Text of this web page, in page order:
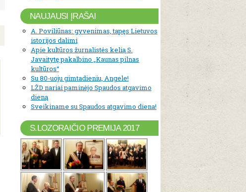
NAUJAUSI ĮRAŠAI
A. Poviliūnas: gyvenimas, tapęs Lietuvos
istorijos dalimi
Apie kultūros žurnalistės kelią S.
Javaitytę pakalbino „Kaunas pilnas
kultūros“
Su 80-uoju gimtadieniu, Angele!
LŽD nariai paminėjo Spaudos atgavimo
dieną
Sveikiname su Spaudos atgavimo diena!
S.LOZORAIČIO PREMIJA 2017